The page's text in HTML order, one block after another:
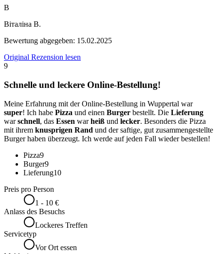
В
Віталіна В.
Bewertung abgegeben: 15.02.2025
Original Rezension lesen
9
Schnelle und leckere Online-Bestellung!
Meine Erfahrung mit der Online-Bestellung in Wuppertal war
super! Ich habe Pizza und einen Burger bestellt. Die Lieferung
warschnell, das Essen warheiß und lecker. Besonders die Pizza
mit ihrem knusprigen Rand und der saftige, gut zusammengestellte
Burger haben überzeugt. Ich werde auf jeden Fall wieder bestellen!
Pizza9
Burger9
Lieferung10
Preis pro Person
1 - 10 €
Anlass des Besuchs
Lockeres Treffen
Servicetyp
Vor Ort essen